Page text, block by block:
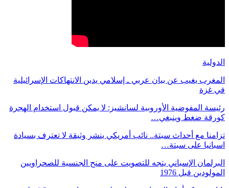
الدولية
المغرب يغيب عن بيان عربي ـ إسلامي يدين الانتهاكات الإسرائيلية
في غزة
رئيسة المفوضية الأوروبية لسانشيز: لا يمكن قبول استخدام الهجرة
كورقة ضغط وينبغي…
تزامنا مع أحداث سبتة.. نائب أمريكي ينشر وثيقة لا تعترف بسيادة
اسبانيا على سبتة…
البرلمان الإسباني يتجه للتصويت على منح الجنسية للصحراويين
المولودين قبل 1976